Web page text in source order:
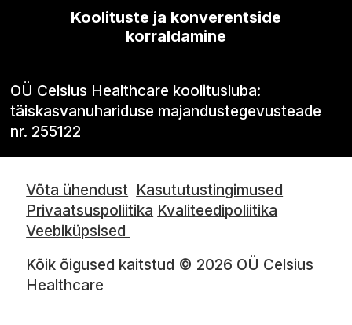
Koolituste ja konverentside
korraldamine
OÜ Celsius Healthcare koolitusluba:
täiskasvanuhariduse majandustegevusteade
nr. 255122
Võta ühendust Kasututustingimused
Privaatsuspoliitika Kvaliteedipoliitika
Veebiküpsised
Kõik õigused kaitstud © 2026 OÜ Celsius
Healthcare